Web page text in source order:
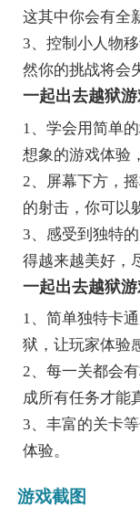
这其中你会有全
3、控制小人物
然你的挑战将会
一起出去越狱
1、学会用简单
想象的游戏体验
2、屏幕下方，
的射击，你可以
3、感受到独特
得越来越美好，
一起出去越狱
1、简单独特卡
狱，让玩家体验
2、每一关都会
成所有任务才能
3、丰富的关卡
体验。
游戏截图